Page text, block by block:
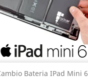
Bateria IPad Mini 6
Vista rápida